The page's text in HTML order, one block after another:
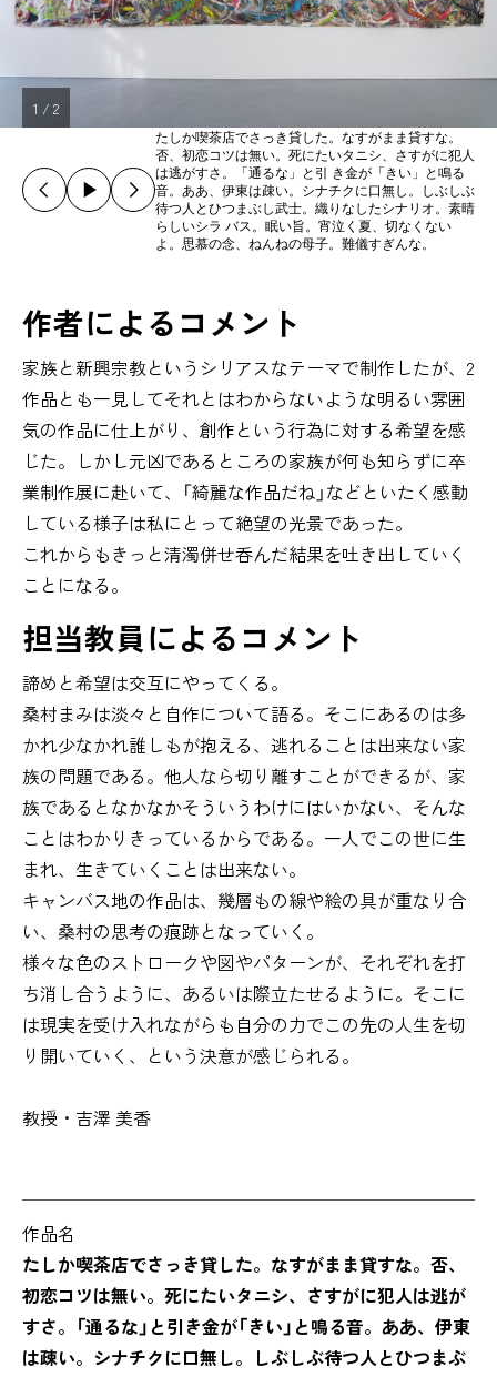
1 / 2
たしか喫茶店でさっき貸した。なすがまま貸すな。
否、初恋コツは無い。死にたいタニシ、さすがに犯人
は逃がすさ。「通るな」と引 き金が「きい」と鳴る
音。ああ、伊東は疎い。シナチクに口無し。しぶしぶ
待つ人とひつまぶし武士。織りなしたシナリオ。素晴
らしいシラ バス。眠い旨。宵泣く夏、切なくない
よ。思慕の念、ねんねの母子。難儀すぎんな。
作者によるコメント
家族と新興宗教というシリアスなテーマで制作したが、2
作品とも一見してそれとはわからないような明るい雰囲
気の作品に仕上がり、創作という行為に対する希望を感
じた。しかし元凶であるところの家族が何も知らずに卒
業制作展に赴いて、「綺麗な作品だね」などといたく感動
している様子は私にとって絶望の光景であった。
これからもきっと清濁併せ呑んだ結果を吐き出していく
ことになる。
担当教員によるコメント
諦めと希望は交互にやってくる。
桑村まみは淡々と自作について語る。そこにあるのは多
かれ少なかれ誰しもが抱える、逃れることは出来ない家
族の問題である。他人なら切り離すことができるが、家
族であるとなかなかそういうわけにはいかない、そんな
ことはわかりきっているからである。一人でこの世に生
まれ、生きていくことは出来ない。
キャンバス地の作品は、幾層もの線や絵の具が重なり合
い、桑村の思考の痕跡となっていく。
様々な色のストロークや図やパターンが、それぞれを打
ち消し合うように、あるいは際立たせるように。そこに
は現実を受け入れながらも自分の力でこの先の人生を切
り開いていく、という決意が感じられる。
教授・吉澤 美香
作品名
たしか喫茶店でさっき貸した。なすがまま貸すな。否、
初恋コツは無い。死にたいタニシ、さすがに犯人は逃が
すさ。「通るな」と引き金が「きい」と鳴る音。ああ、伊東
は疎い。シナチクに口無し。しぶしぶ待つ人とひつまぶ